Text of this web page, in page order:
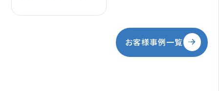
お客様事例一覧